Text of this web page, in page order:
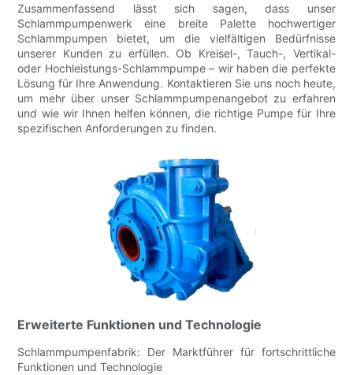
Zusammenfassend lässt sich sagen, dass unser
Schlammpumpenwerk eine breite Palette hochwertiger
Schlammpumpen bietet, um die vielfältigen Bedürfnisse
unserer Kunden zu erfüllen. Ob Kreisel-, Tauch-, Vertikal-
oder Hochleistungs-Schlammpumpe – wir haben die perfekte
Lösung für Ihre Anwendung. Kontaktieren Sie uns noch heute,
um mehr über unser Schlammpumpenangebot zu erfahren
und wie wir Ihnen helfen können, die richtige Pumpe für Ihre
spezifischen Anforderungen zu finden.
Erweiterte Funktionen und Technologie
Schlammpumpenfabrik: Der Marktführer für fortschrittliche
Funktionen und Technologie